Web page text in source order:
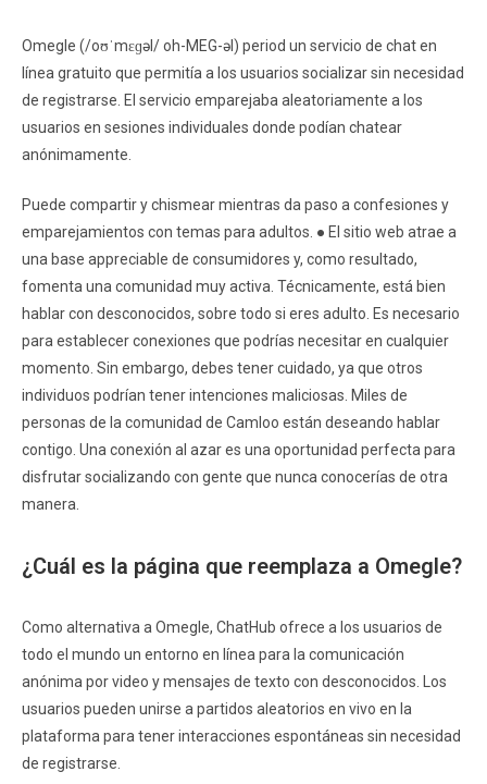
Omegle (/oʊˈmɛɡəl/ oh-MEG-əl) period un servicio de chat en
línea gratuito que permitía a los usuarios socializar sin necesidad
de registrarse. El servicio emparejaba aleatoriamente a los
usuarios en sesiones individuales donde podían chatear
anónimamente.
Puede compartir y chismear mientras da paso a confesiones y
emparejamientos con temas para adultos. ● El sitio web atrae a
una base appreciable de consumidores y, como resultado,
fomenta una comunidad muy activa. Técnicamente, está bien
hablar con desconocidos, sobre todo si eres adulto. Es necesario
para establecer conexiones que podrías necesitar en cualquier
momento. Sin embargo, debes tener cuidado, ya que otros
individuos podrían tener intenciones maliciosas. Miles de
personas de la comunidad de Camloo están deseando hablar
contigo. Una conexión al azar es una oportunidad perfecta para
disfrutar socializando con gente que nunca conocerías de otra
manera.
¿Cuál es la página que reemplaza a Omegle?
Como alternativa a Omegle, ChatHub ofrece a los usuarios de
todo el mundo un entorno en línea para la comunicación
anónima por video y mensajes de texto con desconocidos. Los
usuarios pueden unirse a partidos aleatorios en vivo en la
plataforma para tener interacciones espontáneas sin necesidad
de registrarse.